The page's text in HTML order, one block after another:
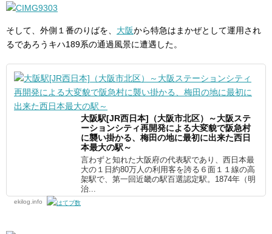
そして、外側１番のりばを、 大阪から特急はまかぜとして運用され
るであろうキハ189系の通過風景に遭遇した。
大阪駅[JR西日本]（大阪市北区）～大阪ステ
ーションシティ再開発による大変貌で阪急村
に襲い掛かる、梅田の地に最初に出来た西日
本最大の駅～
言わずと知れた大阪府の代表駅であり、西日本最
大の１日約80万人の利用客を誇る６面１１線の高
架駅で、第一回近畿の駅百選認定駅。1874年（明
治...
ekilog.info